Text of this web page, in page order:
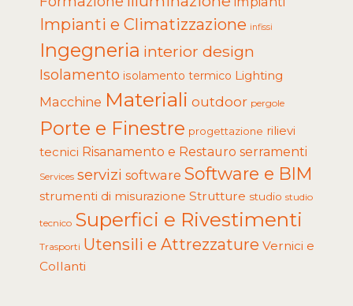
Impianti e Climatizzazione infissi
Ingegneria interior design
Isolamento isolamento termico Lighting
Macchine Materiali outdoor pergole
Porte e Finestre progettazione rilievi
tecnici Risanamento e Restauro serramenti
Services servizi software Software e BIM
strumenti di misurazione Strutture studio studio
tecnico Superfici e Rivestimenti
Trasporti Utensili e Attrezzature Vernici e
Collanti